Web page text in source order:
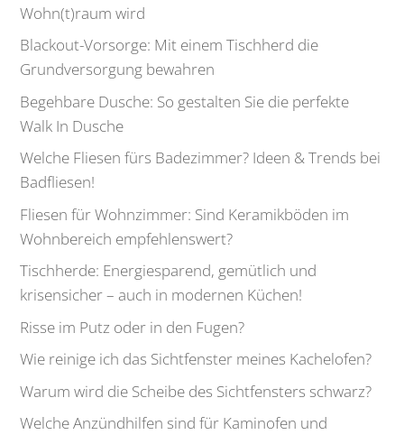
Wohn(t)raum wird
Blackout-Vorsorge: Mit einem Tischherd die
Grundversorgung bewahren
Begehbare Dusche: So gestalten Sie die perfekte
Walk In Dusche
Welche Fliesen fürs Badezimmer? Ideen & Trends bei
Badfliesen!
Fliesen für Wohnzimmer: Sind Keramikböden im
Wohnbereich empfehlenswert?
Tischherde: Energiesparend, gemütlich und
krisensicher – auch in modernen Küchen!
Risse im Putz oder in den Fugen?
Wie reinige ich das Sichtfenster meines Kachelofen?
Warum wird die Scheibe des Sichtfensters schwarz?
Welche Anzündhilfen sind für Kaminofen und